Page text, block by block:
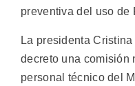
preventiva del uso de
La presidenta
decreto una comisión
personal técnico del